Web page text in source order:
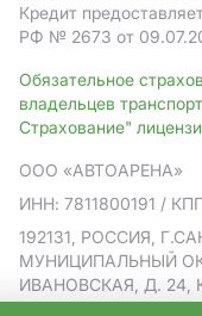
Кредит
РФ № 2673 от
Обязательное
владельцев
Страхование"
ООО «АВТОАРЕНА»
ИНН: 7811800191 /
192131, РОССИЯ,
МУНИЦИПАЛЬНЫЙ
ИВАНОВСКАЯ, Д. 24,